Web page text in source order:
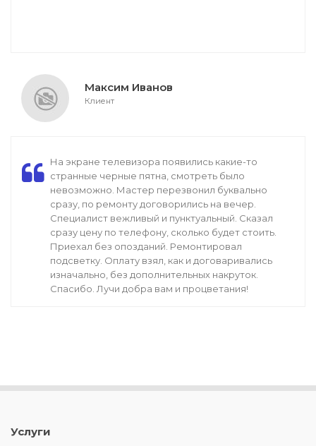
Максим Иванов
Клиент
На экране телевизора появились какие-то
странные черные пятна, смотреть было
невозможно. Мастер перезвонил буквально
сразу, по ремонту договорились на вечер.
Специалист вежливый и пунктуальный. Сказал
сразу цену по телефону, сколько будет стоить.
Приехал без опозданий. Ремонтировал
подсветку. Оплату взял, как и договаривались
изначально, без дополнительных накруток.
Спасибо. Лучи добра вам и процветания!
Услуги